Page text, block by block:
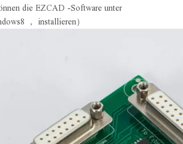
die EZCAD -Software unter
， installieren）